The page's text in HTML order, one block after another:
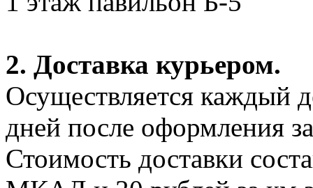
2. Доставка курьером.
Осуществляется каждый
дней после оформления
Стоимость доставки